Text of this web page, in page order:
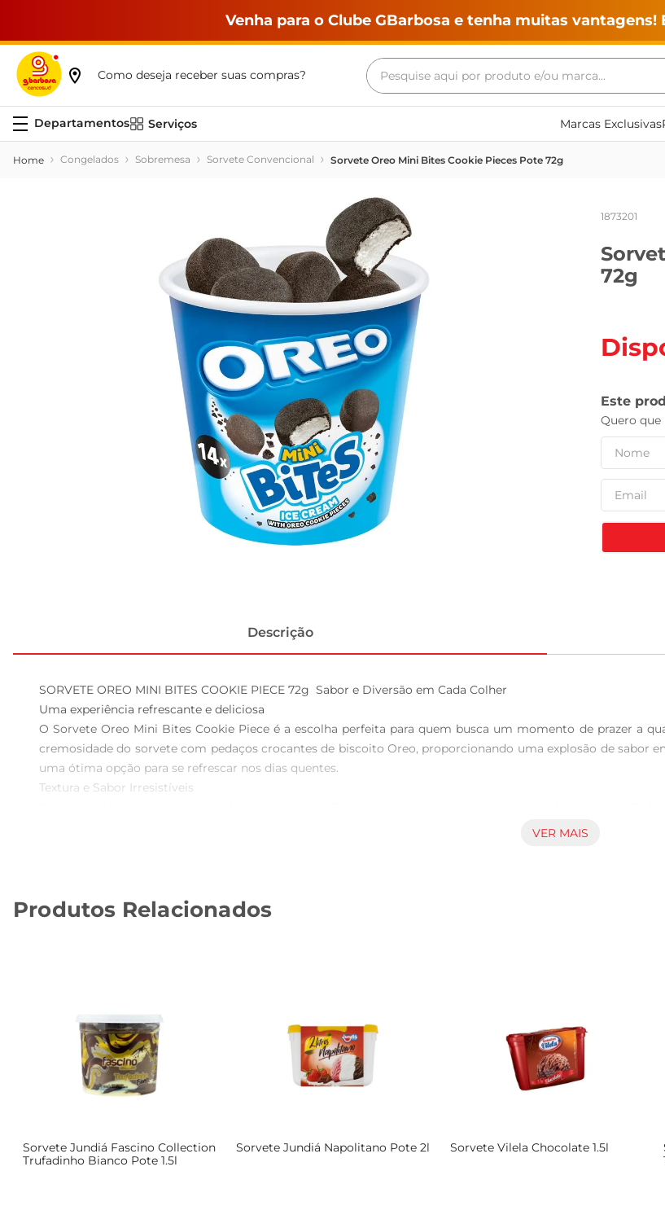
Venha para o Clube GBarbosa e tenha muitas vantagens!
Como deseja receber suas compras?
Pesquise aqui por produto e/ou marca...
Serviços Marcas Exclusivas
Congelados Sobremesa Sorvete Convencional Sorvete Oreo Mini Bites Cookie Pieces Pote 72g
1873201
72g
Descrição
SORVETE OREO MINI BITES COOKIE PIECE 72g  Sabor e Diversão em Cada Colher
Uma experiência refrescante e deliciosa
O Sorvete Oreo Mini Bites Cookie Piece é a escolha perfeita para quem busca um momento de prazer a
cremosidade do sorvete com pedaços crocantes de biscoito Oreo, proporcionando uma explosão de sabor
uma ótima opção para se refrescar nos dias quentes.
Textura e Sabor Irresistíveis
crocância dos mini bites, tornando cada momento de degustação especial. É umaexperiência que vai
casa, o Sorvete Oreo Mini Bites Cookie Piece é a companhia ideal. Além disso, ele pode serutilizado como
VER MAIS
Produtos Relacionados
Sorvete Jundiá Fascino Collection
Trufadinho Bianco Pote 1.5l
Sorvete Jundiá Napolitano Pote 2l Sorvete Vilela Chocolate 1.5l
Termos mais buscados
maquina lavar
café
frango
leite
vinho
leite pó
tv